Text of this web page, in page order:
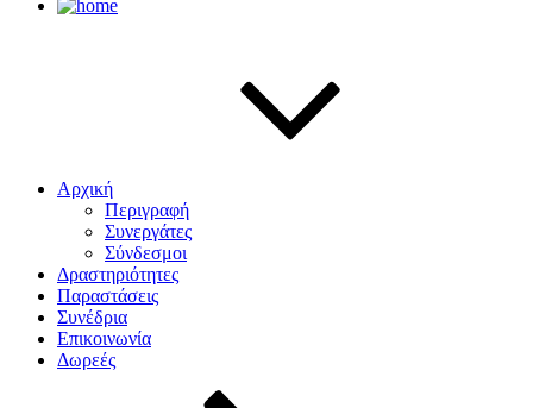
Αρχική
Περιγραφή
Συνεργάτες
Σύνδεσμοι
Δραστηριότητες
Παραστάσεις
Συνέδρια
Επικοινωνία
Δωρεές